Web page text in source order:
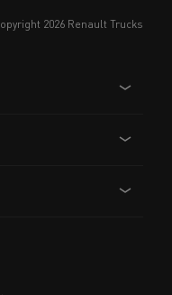
copyright 2026 Renault Trucks